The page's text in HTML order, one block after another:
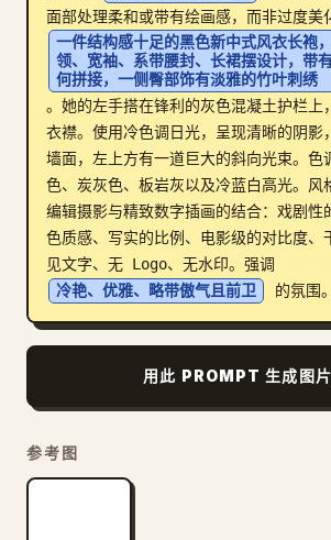
博客
更新
面部处理柔和或带有绘画感，而非过度美
一件结构感十足的黑色新中式风衣长袍
领、宽袖、系带腰封、长裙摆设计，带
何拼接，一侧臀部饰有淡雅的竹叶刺绣
。她的左手搭在锋利的灰色混凝土护栏上
衣襟。使用冷色调日光，呈现清晰的阴影
墙面，左上方有一道巨大的斜向光束。色
色、炭灰色、板岩灰以及冷蓝白高光。风
编辑摄影与精致数字插画的结合：戏剧性
色质感、写实的比例、电影级的对比度、
见文字、无 Logo、无水印。强调
冷艳、优雅、略带傲气且前卫
的氛围。
用此 PROMPT 生成图片
参考图